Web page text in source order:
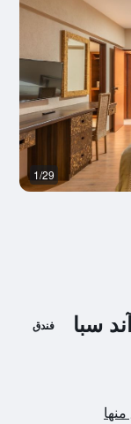
سبا فندق
1/29